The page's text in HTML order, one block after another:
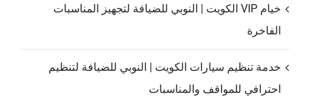
خيام VIP الكويت | النوبي للضيافة لتجهيز المناسبات
الفاخرة
خدمة تنظيم سيارات الكويت | النوبي للضيافة لتنظيم
احترافي للمواقف والمناسبات